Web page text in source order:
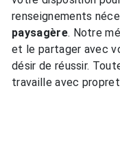
renseignements
paysagère. Notre
et le partager avec
désir de réussir.
travaille avec